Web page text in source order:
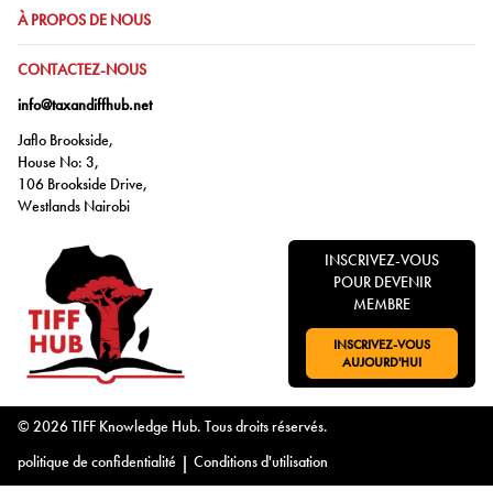
ALLER À:
À PROPOS DE NOUS
ALLER À:
CONTACTEZ-NOUS
info@taxandiffhub.net
Jaflo Brookside,
House No: 3,
106 Brookside Drive,
Westlands Nairobi
INSCRIVEZ-VOUS
POUR DEVENIR
MEMBRE
ALLER À:
INSCRIVEZ-VOUS
AUJOURD'HUI
© 2026 TIFF Knowledge Hub. Tous droits réservés.
politique de confidentialité | Conditions d'utilisation